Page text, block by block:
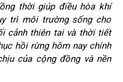
thời giúp điều hòa khí
trì môi trường sống cho
cảnh thiên tai và thời tiết
hồi rừng hôm nay chính
của cộng đồng và nền